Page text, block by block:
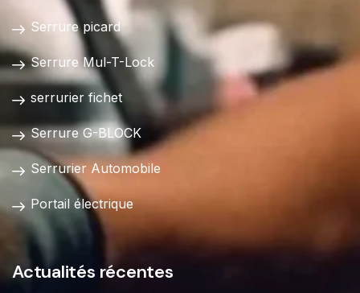
Serrure picard
Serrure Mul-T-Lock
serrurier fichet
Serrure G-BLOCK
Serrurier Automobile
Portail électrique
Actualités récentes